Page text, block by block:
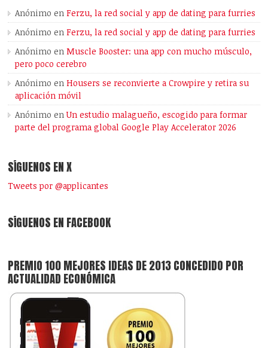
Anónimo enFerzu, la red social y app de dating para furries
Anónimo enFerzu, la red social y app de dating para furries
Anónimo enMuscle Booster: una app con mucho músculo,
pero poco cerebro
Anónimo enHousers se reconvierte a Crowpire y retira su
aplicación móvil
Anónimo enUn estudio malagueño, escogido para formar
parte del programa global Google Play Accelerator 2026
SÍGUENOS EN X
Tweets por @applicantes
SÍGUENOS EN FACEBOOK
PREMIO 100 MEJORES IDEAS DE 2013 CONCEDIDO POR
ACTUALIDAD ECONÓMICA